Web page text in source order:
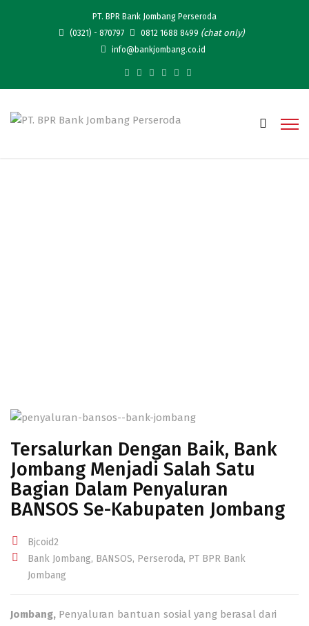
PT. BPR Bank Jombang Perseroda
(0321) - 870797
0812 1688 8499 (chat only)
info@bankjombang.co.id
Tersalurkan Dengan Baik, Bank
Jombang Menjadi Salah Satu
Bagian Dalam Penyaluran
BANSOS Se-Kabupaten Jombang
Bjcoid2
Bank Jombang, BANSOS, Perseroda, PT BPR Bank
Jombang
Jombang,Penyaluran bantuan sosial yang berasal dari